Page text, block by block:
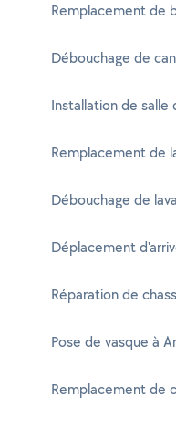
Remplacement de
Débouchage de
Installation de salle
Remplacement de
Débouchage de
Déplacement
Réparation de
Pose de vasque à
Remplacement de